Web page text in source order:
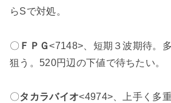
らSで対処。
〇 ＦＰＧ<7148>、短期３波期待。
狙う。520円辺の下値で待ちたい。
〇タカラバイオ<4974>、上手く多